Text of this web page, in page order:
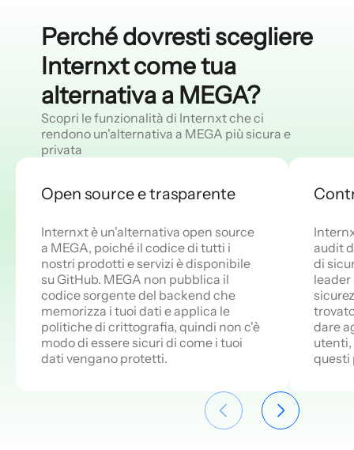
Perché dovresti scegliere
Internxt come tua
alternativa a MEGA?
Scopri le funzionalità di Internxt che ci
rendono un'alternativa a MEGA più sicura e
privata
Open source e trasparente
Internxt è un'alternativa open source
a MEGA, poiché il codice di tutti i
nostri prodotti e servizi è disponibile
su GitHub. MEGA non pubblica il
codice sorgente del backend che
memorizza i tuoi dati e applica le
politiche di crittografia, quindi non c'è
modo di essere sicuri di come i tuoi
dati vengano protetti.
audit
di
dare
utenti,
questi